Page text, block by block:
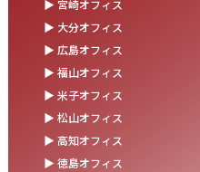
お盆の休業に伴うお知らせ
2025.07.11
事務部会＆懇親会を開催しました
2025.06.27
＼新卒第9期生 辞令交付式を開催
▶ 宮崎オフィス
▶ 大分オフィス
▶ 広島オフィス
▶ 福山オフィス
▶ 米子オフィス
▶ 松山オフィス
▶ 高知オフィス
▶ 徳島オフィス